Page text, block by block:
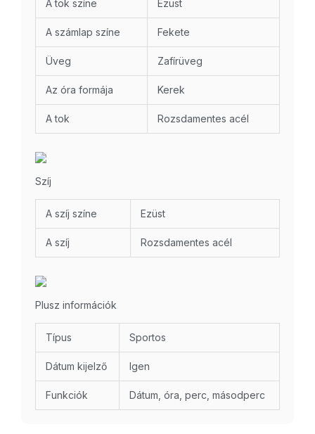
A tok színe Ezüst
A számlap színe Fekete
Üveg Zafírüveg
Az óra formája Kerek
A tok Rozsdamentes acél
Szíj
A szíj színe Ezüst
A szíj Rozsdamentes acél
Plusz információk
Típus Sportos
Dátum kijelző Igen
Funkciók Dátum, óra, perc, másodperc